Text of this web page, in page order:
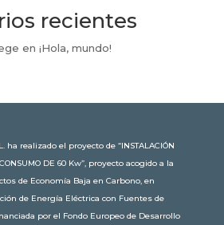
recientes
en ¡Hola, mundo!
ha realizado el proyecto de “INSTALACIÓN
DE 60 Kw”, proyecto acogido a la
de Economía Baja en Carbono, en
de Energía Eléctrica con Fuentes de
por el Fondo Europeo de Desarrollo